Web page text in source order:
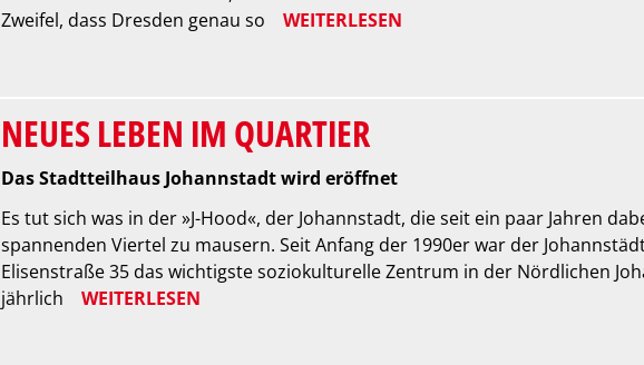
Zweifel, dass Dresden genau so
WEITERLESEN
NEUES LEBEN IM QUARTIER
Das Stadtteilhaus Johannstadt wird eröffnet
Es tut sich was in der »J-Hood«, der Johannstadt, die seit ein paar Jahren
spannenden Viertel zu mausern. Seit Anfang der 1990er war der
Elisenstraße 35 das wichtigste soziokulturelle Zentrum in der Nördlichen
jährlich
WEITERLESEN